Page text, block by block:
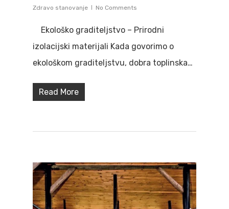
Zdravo stanovanje No Comments
Ekološko graditeljstvo – Prirodni
izolacijski materijali Kada govorimo o
ekološkom graditeljstvu, dobra toplinska…
Read More